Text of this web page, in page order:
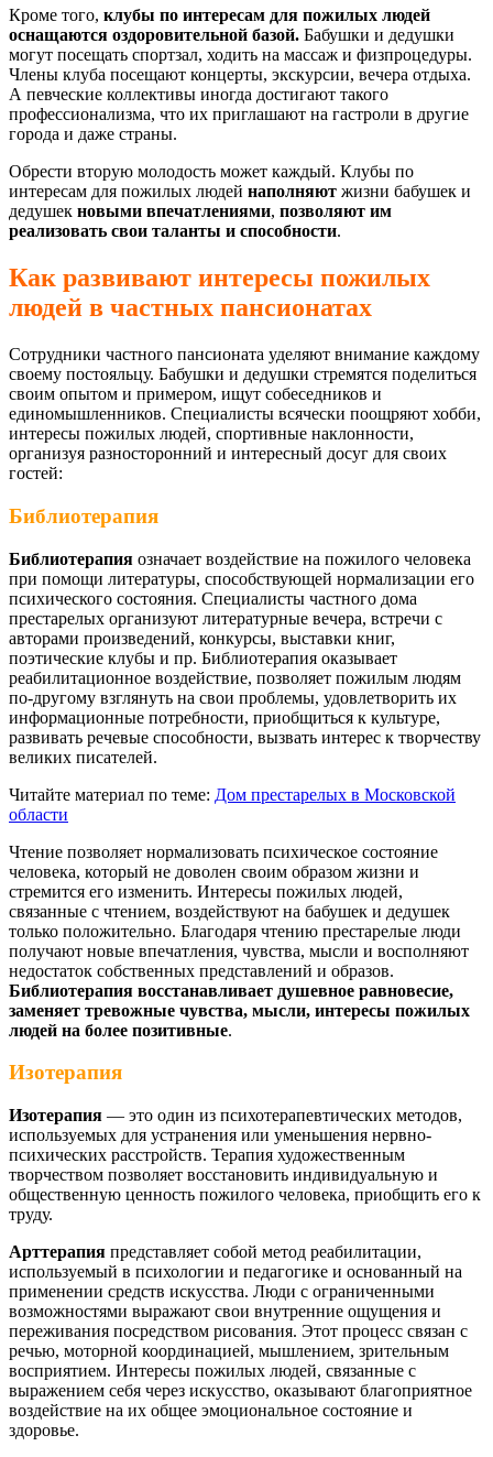
Кроме того, клубы по интересам для пожилых людей
оснащаются оздоровительной базой. Бабушки и дедушки
могут посещать спортзал, ходить на массаж и физпроцедуры.
Члены клуба посещают концерты, экскурсии, вечера отдыха.
А певческие коллективы иногда достигают такого
профессионализма, что их приглашают на гастроли в другие
города и даже страны.
Обрести вторую молодость может каждый. Клубы по
интересам для пожилых людей наполняют жизни бабушек и
дедушек новыми впечатлениями, позволяют им
реализовать свои таланты и способности.
Как развивают интересы пожилых
людей в частных пансионатах
Сотрудники частного пансионата уделяют внимание каждому
своему постояльцу. Бабушки и дедушки стремятся поделиться
своим опытом и примером, ищут собеседников и
единомышленников. Специалисты всячески поощряют хобби,
интересы пожилых людей, спортивные наклонности,
организуя разносторонний и интересный досуг для своих
гостей:
Библиотерапия
Библиотерапия означает воздействие на пожилого человека
при помощи литературы, способствующей нормализации его
психического состояния. Специалисты частного дома
престарелых организуют литературные вечера, встречи с
авторами произведений, конкурсы, выставки книг,
поэтические клубы и пр. Библиотерапия оказывает
реабилитационное воздействие, позволяет пожилым людям
по-другому взглянуть на свои проблемы, удовлетворить их
информационные потребности, приобщиться к культуре,
развивать речевые способности, вызвать интерес к творчеству
великих писателей.
Читайте материал по теме: Дом престарелых в Московской
области
Чтение позволяет нормализовать психическое состояние
человека, который не доволен своим образом жизни и
стремится его изменить. Интересы пожилых людей,
связанные с чтением, воздействуют на бабушек и дедушек
только положительно. Благодаря чтению престарелые люди
получают новые впечатления, чувства, мысли и восполняют
недостаток собственных представлений и образов.
Библиотерапия восстанавливает душевное равновесие,
заменяет тревожные чувства, мысли, интересы пожилых
людей на более позитивные.
Изотерапия
Изотерапия — это один из психотерапевтических методов,
используемых для устранения или уменьшения нервно-
психических расстройств. Терапия художественным
творчеством позволяет восстановить индивидуальную и
общественную ценность пожилого человека, приобщить его к
труду.
Арттерапия представляет собой метод реабилитации,
используемый в психологии и педагогике и основанный на
применении средств искусства. Люди с ограниченными
возможностями выражают свои внутренние ощущения и
переживания посредством рисования. Этот процесс связан с
речью, моторной координацией, мышлением, зрительным
восприятием. Интересы пожилых людей, связанные с
выражением себя через искусство, оказывают благоприятное
воздействие на их общее эмоциональное состояние и
здоровье.